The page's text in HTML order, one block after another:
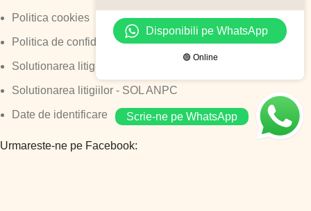
Politica cookies
Politica de confidentialitate
Solutionarea litigiilor - SAL ANPC
Solutionarea litigiilor - SOL ANPC
Date de identificare
Urmareste-ne pe Facebook:
Disponibili pe WhatsApp
🟢 Online
Scrie-ne pe WhatsApp